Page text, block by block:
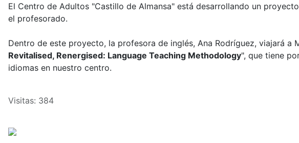
El Centro de Adultos "Castillo de Almansa" está desarrollando un
el profesorado.
Dentro de este proyecto, la profesora de inglés, Ana Rodríguez, viajará
Revitalised, Renergised: Language Teaching Methodology", que tiene
idiomas en nuestro centro.
Visitas: 384